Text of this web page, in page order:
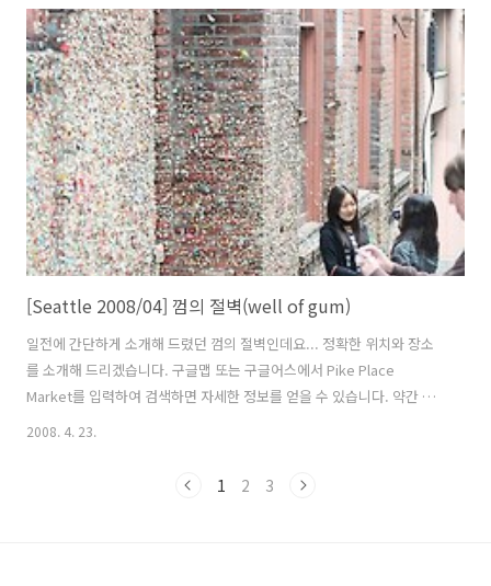
입니다. MVP의 축제라고도 볼 수 있습니다. 진지한 모습 MVP의 방문을
환영한다는 문구가 들어간 현수막 Summit 등록 데스크 등록후 MVP로
고가 들어간 거대한 물통과 Summit 내내 본인을 확인할 수 있는 뱃지,
마이크로 소프트 Company Store에서 구입할 수 있는 120$ 상당의 쿠
폰..
[Seattle 2008/04] 껌의 절벽(well of gum)
일전에 간단하게 소개해 드렸던 껌의 절벽인데요... 정확한 위치와 장소
를 소개해 드리겠습니다. 구글맵 또는 구글어스에서 Pike Place
Market를 입력하여 검색하면 자세한 정보를 얻을 수 있습니다. 약간 비
2008. 4. 23.
1 2 3